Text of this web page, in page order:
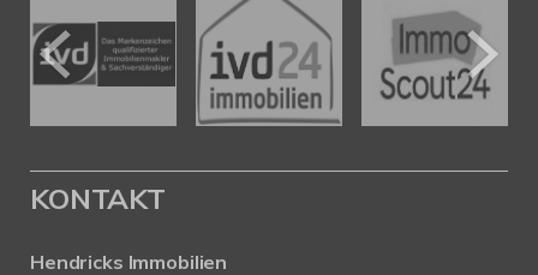
KONTAKT
Hendricks Immobilien